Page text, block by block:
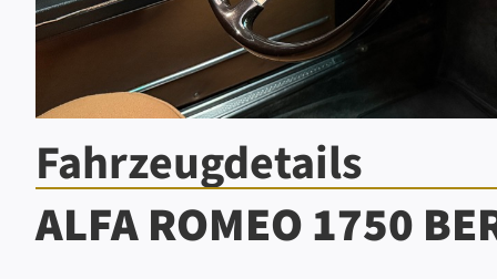
Fahrzeugdetails
ALFA ROMEO 1750